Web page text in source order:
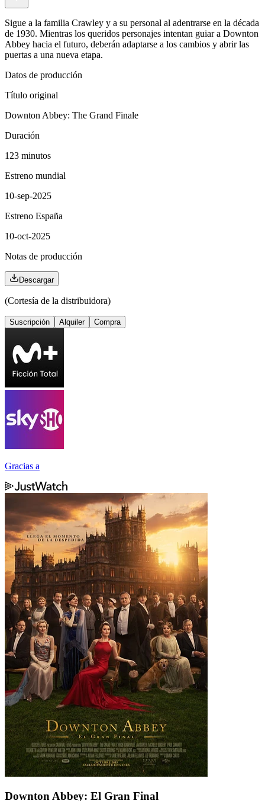
Sigue a la familia Crawley y a su personal al adentrarse en la década
de 1930. Mientras los queridos personajes intentan guiar a Downton
Abbey hacia el futuro, deberán adaptarse a los cambios y abrir las
puertas a una nueva etapa.
Datos de producción
Título original
Downton Abbey: The Grand Finale
Duración
123 minutos
Estreno mundial
10-sep-2025
Estreno España
10-oct-2025
Notas de producción
Descargar
(Cortesía de la distribuidora)
Suscripción Alquiler Compra
Gracias a
Downton Abbey: El Gran Final